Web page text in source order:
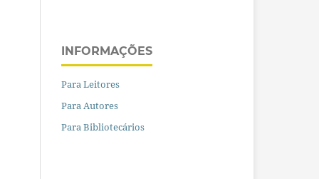
INFORMAÇÕES
Para Leitores
Para Autores
Para Bibliotecários